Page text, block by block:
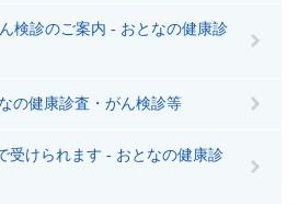
検診のご案内 - おとなの健康診
の健康診査・がん検診等
受けられます - おとなの健康診